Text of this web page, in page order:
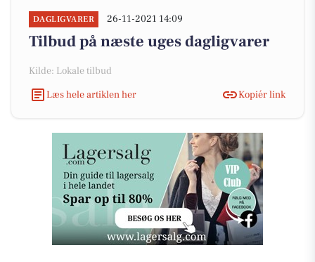
DAGLIGVARER 26-11-2021 14:09
Tilbud på næste uges dagligvarer
Kilde: Lokale tilbud
Læs hele artiklen her
Kopiér link